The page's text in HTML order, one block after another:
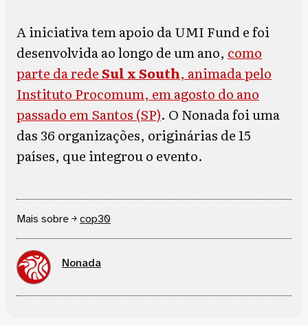
A iniciativa tem apoio da UMI Fund e foi
desenvolvida ao longo de um ano, como
parte da redeSul x South, animada pelo
Instituto Procomum, em agosto do ano
passado em Santos (SP). O Nonada foi uma
das 36 organizações, originárias de 15
países, que integrou o evento.
Mais sobre ￫cop30
Nonada